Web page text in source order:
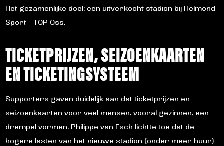
Het gezamenlijke doel: een uitverkocht stadion bij Helmond
Sport – TOP Oss.
TICKETPRIJZEN, SEIZOENKAARTEN
EN TICKETINGSYSTEEM
Supporters gaven duidelijk aan dat ticketprijzen en
seizoenkaarten voor veel mensen, vooral gezinnen, een
drempel vormen. Philippe van Esch lichtte toe dat de
hogere lasten van het nieuwe stadion (onder meer huur)